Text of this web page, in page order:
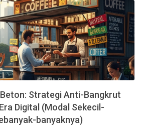
JALAN MODAL KECIL
BISNIS UMKM
Strategi Anti-Bangkrut
Digital (Modal Sekecil-
banyaknya)